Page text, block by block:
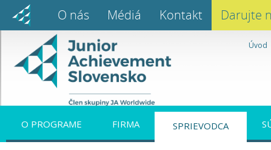
O nás Médiá Kontakt Darujte
Úvod
O PROGRAME FIRMA SPRIEVODCA